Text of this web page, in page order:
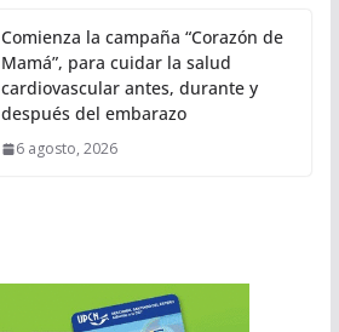
Comienza la campaña “Corazón de
Mamá”, para cuidar la salud
cardiovascular antes, durante y
después del embarazo
6 agosto, 2026